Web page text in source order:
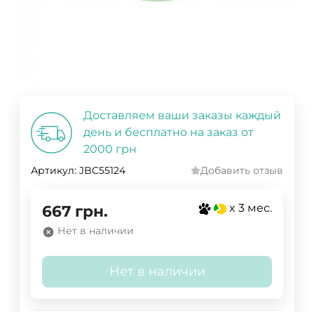
Доставляем ваши заказы каждый
день и бесплатно на заказ от
2000 грн
Артикул: JBC55124 Добавить отзыв
667 грн. x 3 мес.
Нет в наличии
Нет в наличии